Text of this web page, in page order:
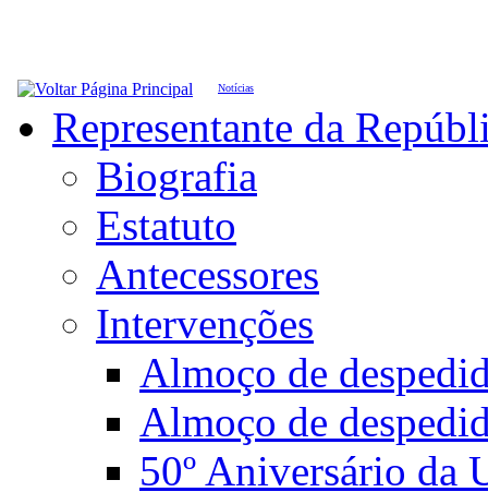
Notícias
Representante da
Biografia
Estatuto
Antecessores
Intervenções
Almoço de
Almoço de
50º Aniversário da